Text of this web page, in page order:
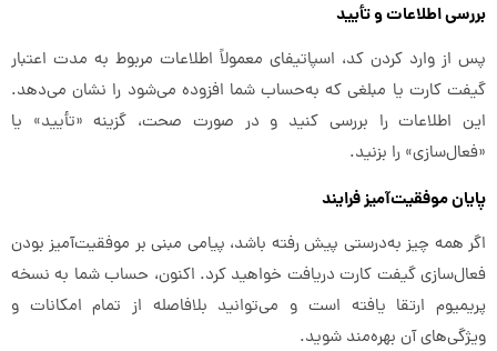
بررسی اطلاعات و تأیید
پس از وارد کردن کد، اسپاتیفای معمولاً اطلاعات مربوط به مدت اعتبار
گیفت کارت یا مبلغی که به‌حساب شما افزوده می‌شود را نشان می‌دهد.
این اطلاعات را بررسی کنید و در صورت صحت، گزینه «تأیید» یا
«فعال‌سازی» را بزنید.
پایان موفقیت‌آمیز فرایند
اگر همه چیز به‌درستی پیش رفته باشد، پیامی مبنی بر موفقیت‌آمیز بودن
فعال‌سازی گیفت کارت دریافت خواهید کرد. اکنون، حساب شما به نسخه
پریمیوم ارتقا یافته است و می‌توانید بلافاصله از تمام امکانات و
ویژگی‌های آن بهره‌مند شوید.